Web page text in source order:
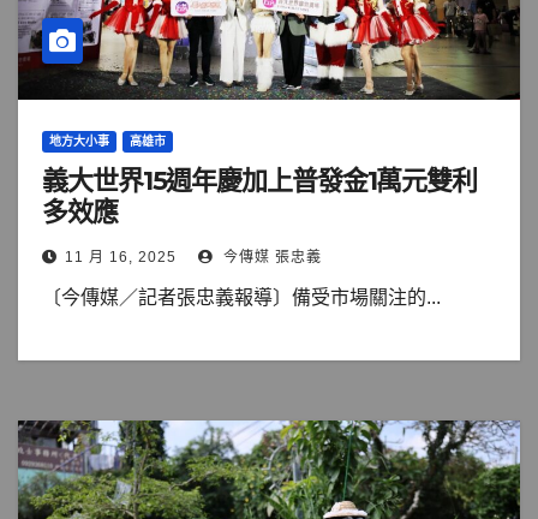
地方大小事 高雄市
義大世界15週年慶加上普發金1萬元雙利
多效應
11 月 16, 2025 今傳媒 張忠義
〔今傳媒／記者張忠義報導〕備受市場關注的...